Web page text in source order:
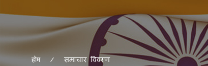
होम समाचार विवरण